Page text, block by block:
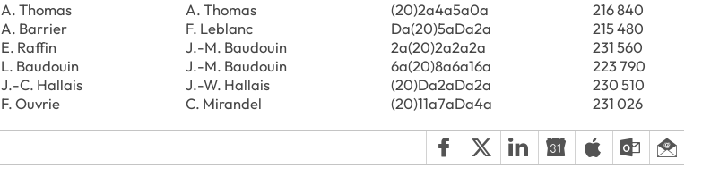
A. Thomas A. Thomas (20)2a4a5a0a
216 840
A. Barrier F. Leblanc Da(20)5aDa2a
215 480
E. Raffin J.-M. Baudouin 2a(20)2a2a2a
231 560
L. Baudouin J.-M. Baudouin 6a(20)8a6a16a
223 790
J.-C. Hallais J.-W. Hallais (20)Da2aDa2a
230 510
F. Ouvrie C. Mirandel (20)11a7aDa4a 231 026